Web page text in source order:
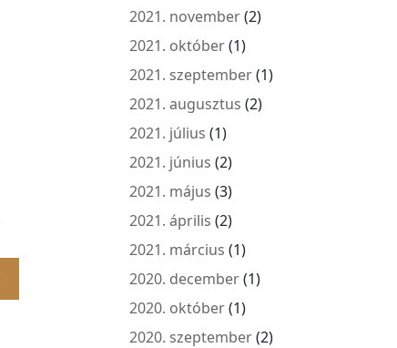
2021. november(2)
2021. október(1)
2021. szeptember(1)
2021. augusztus (2)
2021. július (1)
2021. június (2)
2021. május (3)
2021. április (2)
2021. március (1)
2020. december(1)
2020. október(1)
2020. szeptember(2)